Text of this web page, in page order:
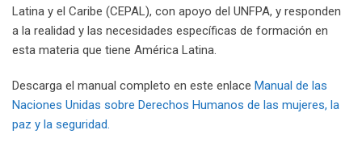
Latina y el Caribe (CEPAL), con apoyo del UNFPA, y responden
a la realidad y las necesidades específicas de formación en
esta materia que tiene América Latina.
Descarga el manual completo en este enlace Manual de las
Naciones Unidas sobre Derechos Humanos de las mujeres, la
paz y la seguridad.